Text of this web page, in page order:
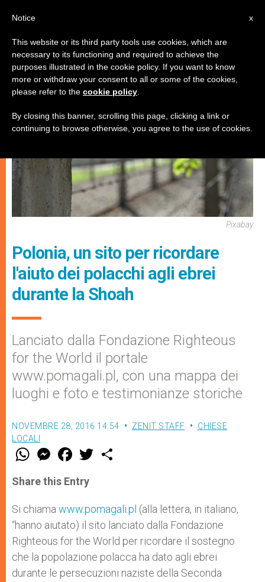
CHIESE LOCALI
Pixabay
Polonia, un sito per ricordare
l'aiuto dei polacchi agli ebrei
durante la Shoah
Lanciato dalla Fondazione ​Righteous
for the World il portale
www.pomagali.pl, con una mappa dei
luoghi e foto e testimonianze storiche
NOVEMBRE 28, 2016 14:54 ZENIT STAFF
CHIESE
LOCALI
W
t
s
p
p
M
e
s
e
g
e
r
F
a
e
b
o
k
w
r
Share this Entry
Si chiama www.pomagali.pl (alla lettera, in italiano,
“hanno aiutato) il sito lanciato dalla Fondazione
Righteous for the World per ricordare il sostegno
che la popolazione polacca ha dato agli ebrei
durante le persecuzioni naziste della Seconda
x
Notice
This website or its third party tools use cookies, which are
necessary to its functioning and required to achieve the
purposes illustrated in the cookie policy. If you want to know
more or withdraw your consent to all or some of the cookies,
please refer to the cookie policy
By closing this banner, scrolling this page, clicking a link or
continuing to browse otherwise, you agree to the use of cookies.